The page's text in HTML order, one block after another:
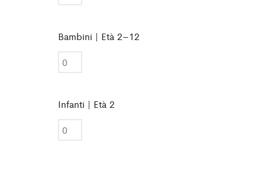
Bambini | Età 2–12
Infanti | Età 2